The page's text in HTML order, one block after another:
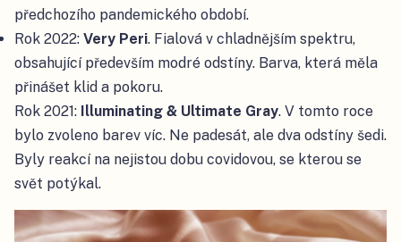
předchozího pandemického období.
Rok 2022: Very Peri. Fialová v chladnějším spektru,
obsahující především modré odstíny. Barva, která měla
přinášet klid a pokoru.
Rok 2021: Illuminating & Ultimate Gray. V tomto roce
bylo zvoleno barev víc. Ne padesát, ale dva odstíny šedi.
Byly reakcí na nejistou dobu covidovou, se kterou se
svět potýkal.